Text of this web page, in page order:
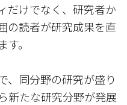
だけでなく、研究者か
の読者が研究成果を直
。
、同分野の研究が盛り
新たな研究分野が発展